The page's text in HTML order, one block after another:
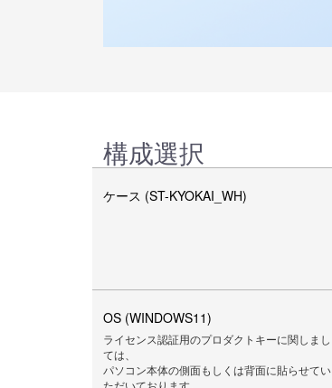
構成選択
ケース (ST-KYOKAI_WH)
OS (WINDOWS11)
ライセンス認証用のプロダクトキーに関しまし
ては、
パソコン本体の側面もしくは背面に貼らせてい